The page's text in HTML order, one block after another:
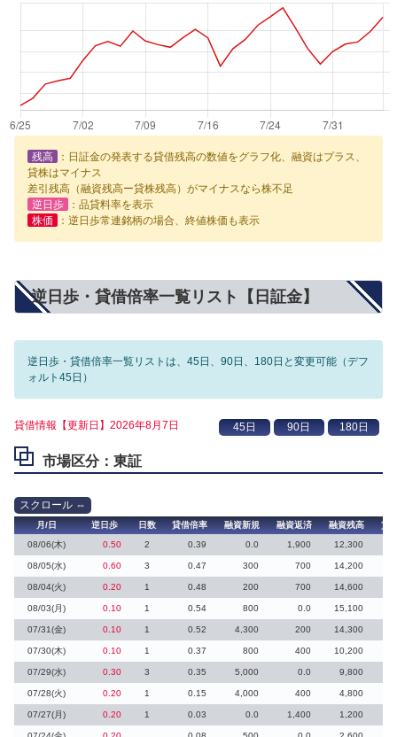
残高
：日証金の発表する貸借残高の数値をグラフ化、融資はプラス、
貸株はマイナス
差引残高（融資残高ー貸株残高）がマイナスなら株不足
逆日歩
：品貸料率を表示
株価
：逆日歩常連銘柄の場合、終値株価も表示
逆日歩・貸借倍率一覧リスト【日証金】
逆日歩・貸借倍率一覧リストは、45日、90日、180日と変更可能（デフ
ォルト45日）
貸借情報【更新日】2026年8月7日
市場区分：東証
月/日 逆日歩 日数 貸借倍率 融資新規 融資返済 融資残高
貸
08/06(木)
0.50 2 0.39 0.0 1,900 12,300
08/05(水) 0.60 3 0.47 300 700 14,200
08/04(火) 0.20 1 0.48 200 700 14,600
08/03(月) 0.10 1 0.54 800 0.0 15,100
07/31(金) 0.10 1 0.52 4,300 200 14,300
07/30(木) 0.10 1 0.37 800 400 10,200
07/29(水) 0.30 3 0.35 5,000 0.0 9,800
07/28(火) 0.20 1 0.15 4,000 400 4,800
07/27(月) 0.20 1 0.03 0.0 1,400 1,200